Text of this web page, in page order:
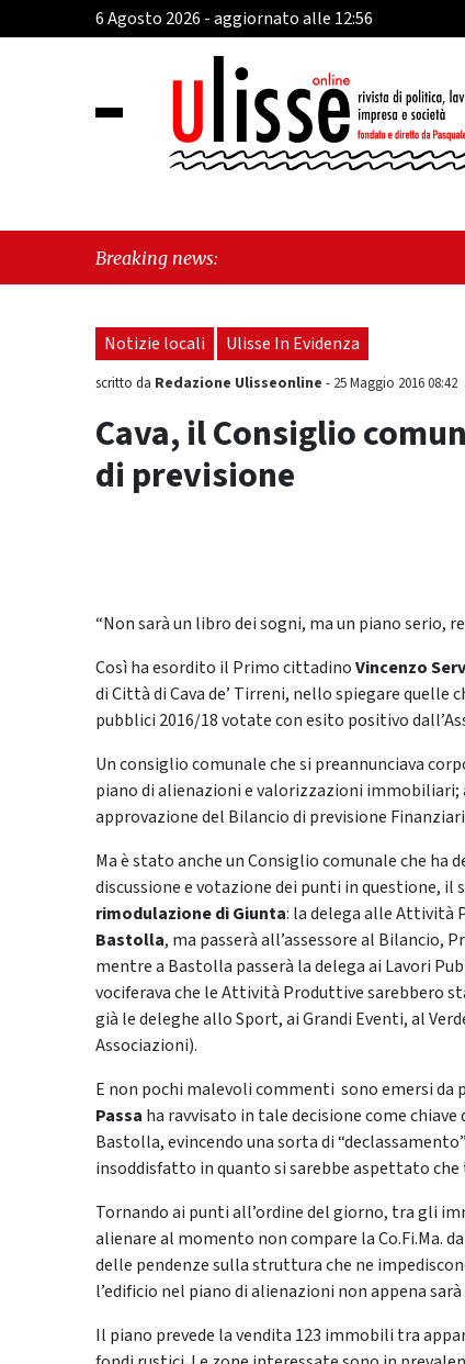
6 Agosto 2026 - aggiornato alle 12:56
Breaking news:
Notizie locali Ulisse In Evidenza
scritto da Redazione Ulisseonline - 25 Maggio 2016 08:42
Cava, il Consiglio
di previsione
“Non sarà un libro dei sogni, ma un piano serio,
Così ha esordito il Primo cittadinoVincenzo
di Città di Cava de’ Tirreni, nello spiegare
pubblici 2016/18 votate con esito positivo
Un consiglio comunale che si preannunciava
piano di alienazioni e valorizzazioni
approvazione del Bilancio di previsione
Ma è stato anche un Consiglio comunale che ha
discussione e votazione dei punti in questione,
rimodulazione di Giunta: la delega alle Attività
Bastolla, ma passerà all’assessore al Bilancio,
mentre a Bastolla passerà la delega ai Lavori
vociferava che le Attività Produttive sarebbero
già le deleghe allo Sport, ai Grandi Eventi, al
Associazioni).
E non pochi malevoli commenti sono emersi
Passa ha ravvisato in tale decisione come
Bastolla, evincendo una sorta di
insoddisfatto in quanto si sarebbe aspettato
Tornando ai punti all’ordine del giorno, tra gli
alienare al momento non compare la Co.Fi.Ma.
delle pendenze sulla struttura che ne
l’edificio nel piano di alienazioni non appena
Il piano prevede la vendita 123 immobili tra